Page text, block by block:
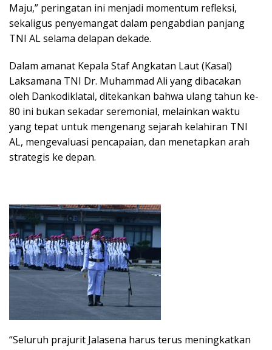
Maju,” peringatan ini menjadi momentum refleksi,
sekaligus penyemangat dalam pengabdian panjang
TNI AL selama delapan dekade.
Dalam amanat Kepala Staf Angkatan Laut (Kasal)
Laksamana TNI Dr. Muhammad Ali yang dibacakan
oleh Dankodiklatal, ditekankan bahwa ulang tahun ke-
80 ini bukan sekadar seremonial, melainkan waktu
yang tepat untuk mengenang sejarah kelahiran TNI
AL, mengevaluasi pencapaian, dan menetapkan arah
strategis ke depan.
“Seluruh prajurit Jalasena harus terus meningkatkan